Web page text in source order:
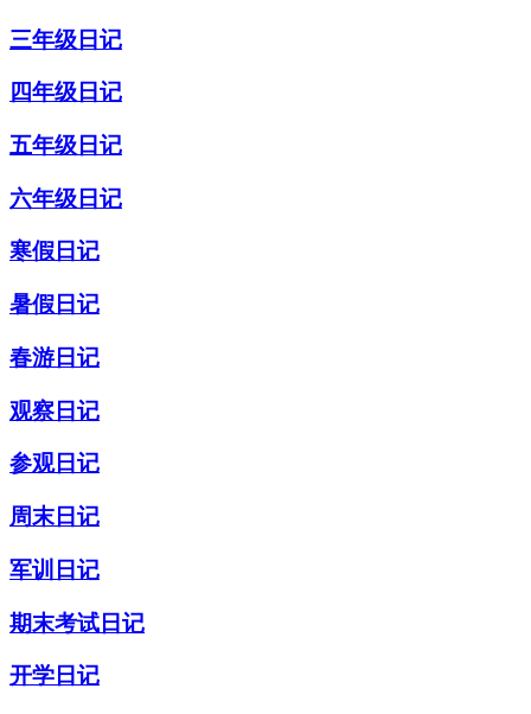
三年级日记
四年级日记
五年级日记
六年级日记
寒假日记
暑假日记
春游日记
观察日记
参观日记
周末日记
军训日记
期末考试日记
开学日记